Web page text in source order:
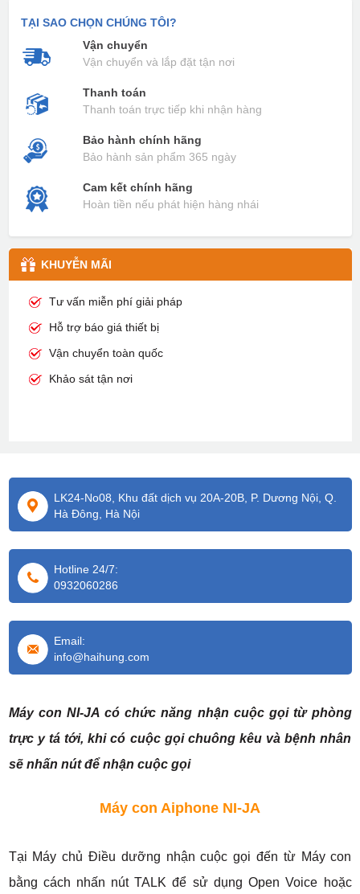
TẠI SAO CHỌN CHÚNG TÔI?
Vận chuyển
Vận chuyển và lắp đặt tận nơi
Thanh toán
Thanh toán trực tiếp khi nhận hàng
Bảo hành chính hãng
Bảo hành sản phẩm 365 ngày
Cam kết chính hãng
Hoàn tiền nếu phát hiện hàng nhái
KHUYỄN MÃI
Tư vấn miễn phí giải pháp
Hỗ trợ báo giá thiết bị
Vận chuyển toàn quốc
Khảo sát tận nơi
LK24-No08, Khu đất dịch vụ 20A-20B, P. Dương Nội, Q.
Hà Đông, Hà Nội
Hotline 24/7:
0932060286
Email:
info@haihung.com
Máy con NI-JA có chức năng nhận cuộc gọi từ phòng
trực y tá tới, khi có cuộc gọi chuông kêu và bệnh nhân
sẽ nhấn nút để nhận cuộc gọi
Máy con Aiphone NI-JA
Tại Máy chủ Điều dưỡng nhận cuộc gọi đến từ Máy con
bằng cách nhấn nút TALK để sử dụng Open Voice hoặc